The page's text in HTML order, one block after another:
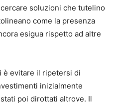
soluzioni che tutelino
come la presenza
esigua rispetto ad altre
è evitare il ripetersi di
inizialmente
poi dirottati altrove. Il